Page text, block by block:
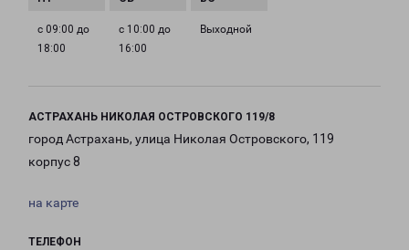
с 09:00 до
18:00
с 10:00 до
16:00
Выходной
АСТРАХАНЬ НИКОЛАЯ ОСТРОВСКОГО 119/8
город Астрахань, улица Николая Островского, 119
корпус 8
на карте
ТЕЛЕФОН